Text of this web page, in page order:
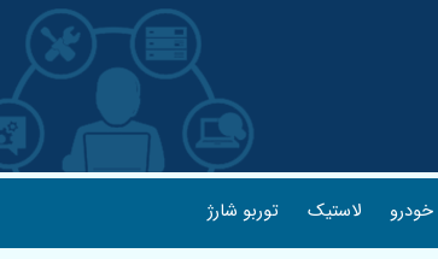
لاستیک توربو شارژ